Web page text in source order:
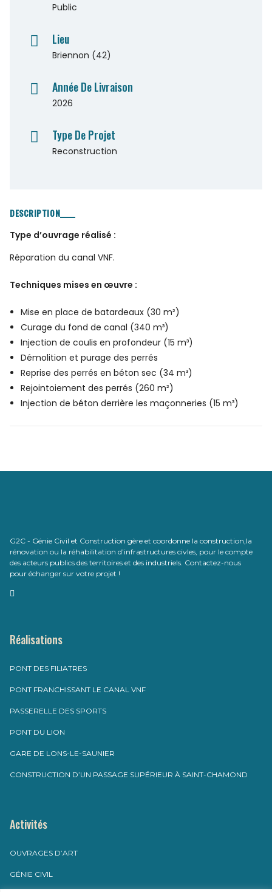
Public
Lieu
Briennon (42)
Année De Livraison
2026
Type De Projet
Reconstruction
DESCRIPTION
Type d’ouvrage réalisé :
Réparation du canal VNF.
Techniques mises en œuvre :
Mise en place de batardeaux (30 m²)
Curage du fond de canal (340 m³)
Injection de coulis en profondeur (15 m³)
Démolition et purage des perrés
Reprise des perrés en béton sec (34 m³)
Rejointoiement des perrés (260 m²)
Injection de béton derrière les maçonneries (15 m³)
G2C - Génie Civil et Construction gère et coordonne la construction,la
rénovation ou la réhabilitation d’infrastructures civles, pour le compte
des acteurs publics des territoires et des industriels. Contactez-nous
pour échanger sur votre projet !
Réalisations
PONT DES FILIATRES
PONT FRANCHISSANT LE CANAL VNF
PASSERELLE DES SPORTS
PONT DU LION
GARE DE LONS-LE-SAUNIER
CONSTRUCTION D’UN PASSAGE SUPÉRIEUR À SAINT-CHAMOND
Activités
OUVRAGES D’ART
GÉNIE CIVIL